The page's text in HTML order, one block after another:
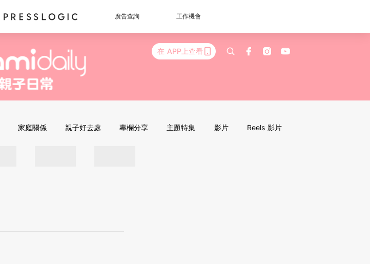
廣告查詢 工作機會
在 APP上查看
家庭關係 親子好去處 專欄分享 主題特集 影片 Reels 影片